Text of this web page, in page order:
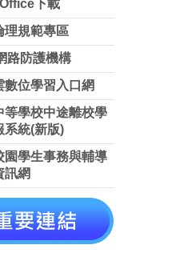
下載
理規範專區
路防護機構
數位學習入口網
等學校中途離校學
系統(新版)
園學生事務與輔導
訊網